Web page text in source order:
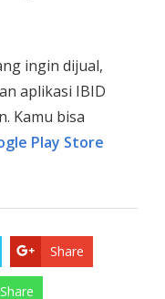
ingin dijual,
aplikasi IBID
Kamu bisa
Play Store
Share
Share